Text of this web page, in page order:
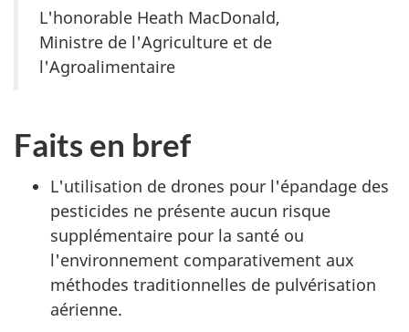
L'honorable Heath MacDonald,
Ministre de l'Agriculture et de
l'Agroalimentaire
Faits en bref
L'utilisation de drones pour l'épandage des
pesticides ne présente aucun risque
supplémentaire pour la santé ou
l'environnement comparativement aux
méthodes traditionnelles de pulvérisation
aérienne.